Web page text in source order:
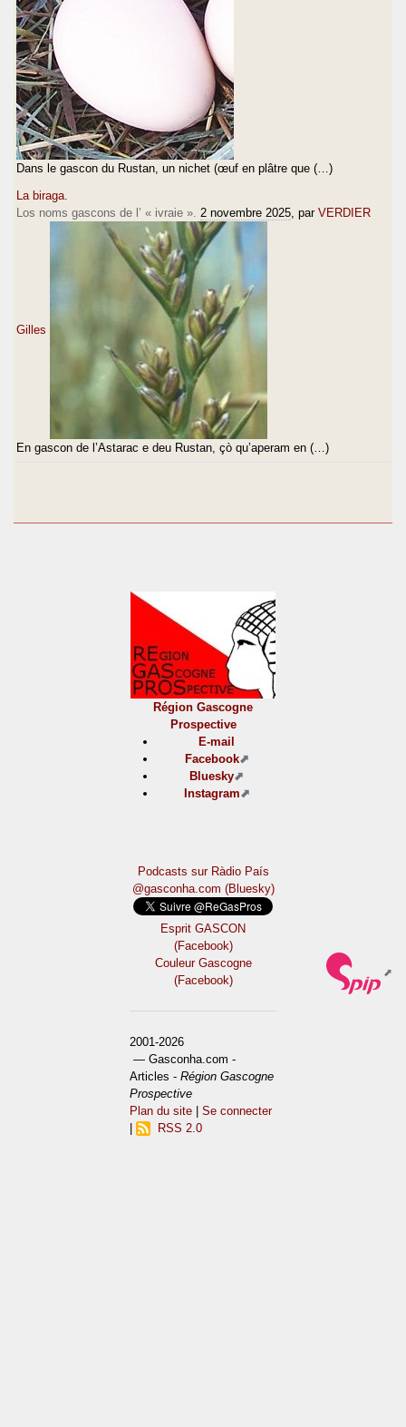
Dans le gascon du Rustan, un nichet (œuf en plâtre que (…)
La biraga.
Los noms gascons de l’ « ivraie ». 2 novembre 2025 , par VERDIER
Gilles
En gascon de l’Astarac e deu Rustan, çò qu’aperam en (…)
Région Gascogne
Prospective
E-mail
Facebook
Bluesky
Instagram
Podcasts sur Ràdio País
@gasconha.com (Bluesky)
Esprit GASCON
(Facebook)
Couleur Gascogne
(Facebook)
2001-2026
— Gasconha.com -
Articles -Région Gascogne
Prospective
Plan du site |Se connecter
RSS 2.0